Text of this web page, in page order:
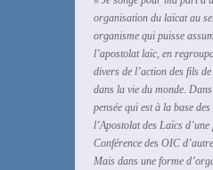
organisation du laïcat au
organisme qui puisse
l’apostolat laïc, en
divers de l’action des fils de
dans la vie du monde.
pensée qui est à la base
l’Apostolat des Laïcs
Conférence des OIC
Mais dans une forme